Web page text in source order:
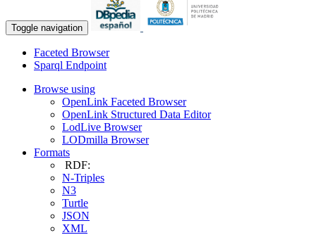
Toggle navigation
Faceted Browser
Sparql Endpoint
Browse using
OpenLink Faceted Browser
OpenLink Structured Data Editor
LodLive Browser
LODmilla Browser
Formats
RDF:
N-Triples
N3
Turtle
JSON
XML